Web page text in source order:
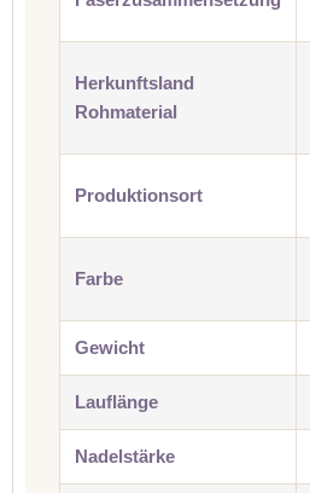
Herkunftsland
Rohmaterial
Produktionsort
Farbe
Gewicht
Lauflänge
Nadelstärke